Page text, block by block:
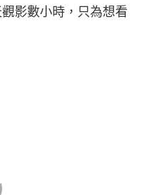
影數小時，只為想看